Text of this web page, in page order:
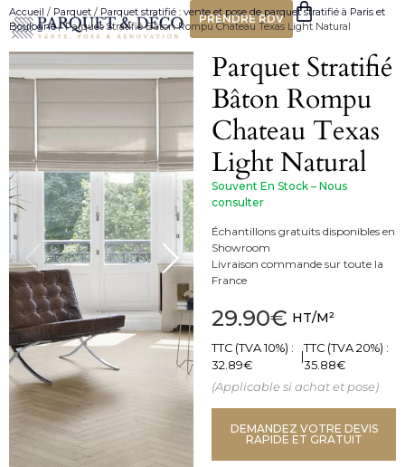
PRENDRE RDV
Accueil / Parquet / Parquet stratifié : vente et pose de parquet stratifié à Paris et
Boulogne/ Parquet Stratifié Bâton Rompu Chateau Texas Light Natural
Parquet Stratifié
Bâton Rompu
Chateau Texas
Light Natural
Souvent En Stock – Nous
consulter
Échantillons gratuits disponibles en
Showroom
Livraison commande sur toute la
France
29.90€ HT/M²
TTC (TVA 10%) :
32.89€
TTC (TVA 20%) :
35.88€
(Applicable si achat et pose)
DEMANDEZ VOTRE DEVIS
RAPIDE ET GRATUIT